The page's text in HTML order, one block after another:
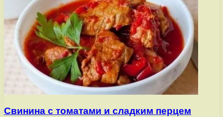
Свинина с томатами и сладким перцем